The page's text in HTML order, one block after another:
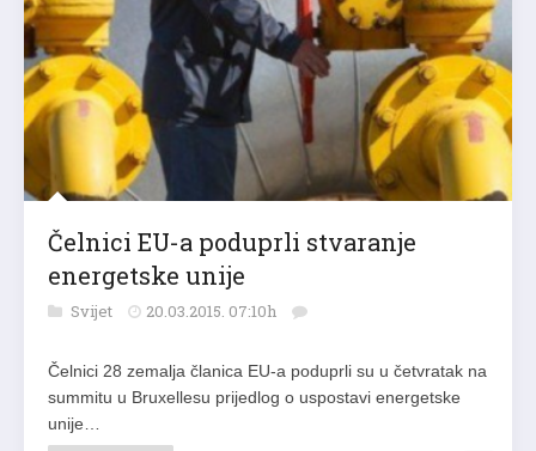
Čelnici EU-a poduprli stvaranje
energetske unije
Svijet 20.03.2015. 07:10h
Čelnici 28 zemalja članica EU-a poduprli su u četvratak na
summitu u Bruxellesu prijedlog o uspostavi energetske
unije…